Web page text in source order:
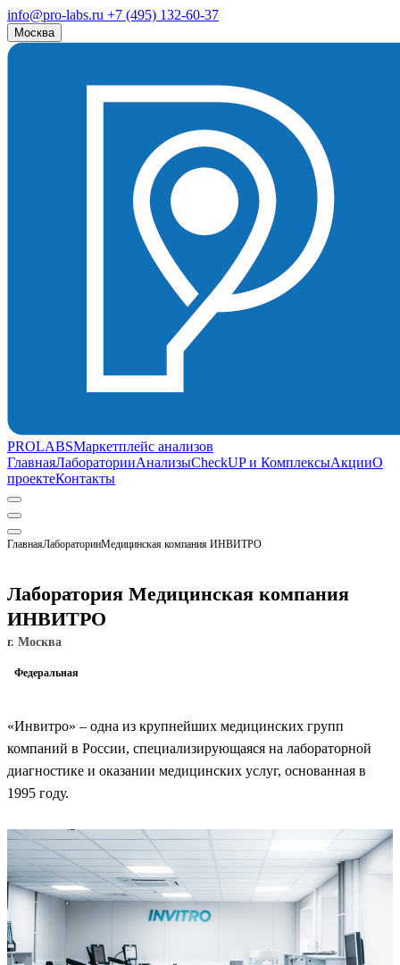
info@pro-labs.ru +7 (495) 132-60-37
Москва
PROLABSМаркетплейс анализов
ГлавнаяЛабораторииАнализыCheckUP и КомплексыАкцииО
проектеКонтакты
ГлавнаяЛабораторииМедицинская компания ИНВИТРО
Лаборатория Медицинская компания
ИНВИТРО
г. Москва
Федеральная
«Инвитро» – одна из крупнейших медицинских групп
компаний в России, специализирующаяся на лабораторной
диагностике и оказании медицинских услуг, основанная в
1995 году.